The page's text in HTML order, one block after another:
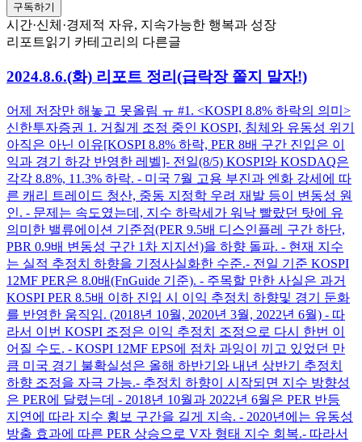
구독하기
시간·신체·경제적 자유, 지속가능한 행복과 성장
리포트읽기 카테고리의 다른글
2024.8.6.(화) 리포트 정리(급락장 쫄지 말자!)
어제 저장만 해놓고 못올림 ㅠ #1. <KOSPI 8.8% 하락의 의미>
신한투자증권 1. 거칠게 조정 중인 KOSPI, 침체와 유동성 위기
아직은 아닌 이유​ [KOSPI 8.8% 하락, PER 8배 구간 진입은 이
익과 경기 하강 반영한 레벨]​ - 전일(8/5) KOSPI와 KOSDAQ은
각각 8.8%, 11.3% 하락. - 미국 7월 고용 부진과 엔화 강세에 따
른 캐리 트레이드 청산, 중동 지정학 우려 재발 등이 변동성 원
인. - 문제는 속도였는데, 지수 하락세가 워낙 빨랐던 탓에 유
의미한 밸류에이션 기준점(PER 9.5배 디스인플레 구간 하단,
PBR 0.9배 변동성 구간 1차 지지선)을 하향 돌파. - 현재 지수
는 실적 추정치 하향을 기정사실화한 수준. ​ - 전일 기준 KOSPI
12MF PER은 8.0배(FnGuide 기준). - 주목할 만한 사실은 과거
KOSPI PER 8.5배 이하 진입 시 이익 추정치 하향및 경기 둔화
를 반영한 움직임. (2018년 10월, 2020년 3월, 2022년 6월) - 따
라서 이번 KOSPI 조정은 이익 추정치 조정으로 다시 한번 이
어질 수도. - KOSPI 12MF EPS에 점차 과잉이 끼고 있었던 만
큼 미국 경기 불확실성은 올해 하반기와 내년 상반기 추정치
하향 조정을 자극 가능. ​ - 추정치 하향이 시작되면 지수 방향성
은 PER에 달렸는데 - 2018년 10월과 2022년 6월은 PER 반등
지연에 따라 지수 횡보 구간을 길게 지속. - 2020년에는 유동성
방출 효과에 따른 PER 상승으로 V자 형태 지수 회복. ​ - 따라서